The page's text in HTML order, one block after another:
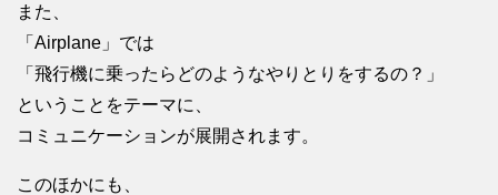
また、
「Airplane」では
「飛行機に乗ったらどのようなやりとりをするの？」
ということをテーマに、
コミュニケーションが展開されます。
このほかにも、